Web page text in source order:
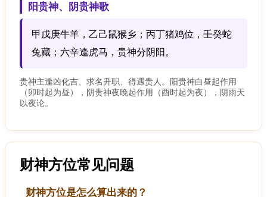
阳贵神、阴贵神歌
甲戊庚牛羊，乙己鼠猴乡；丙丁猪鸡位，壬癸蛇
兔藏；六辛逢虎马，贵神分阴阳。
贵神主逢凶化吉、求名升职、得遇贵人。阳贵神白昼起作用
（卯时起为昼），阴贵神夜晚起作用（酉时起为夜），阴雨天
以夜论。
财神方位常见问题
财神方位是怎么算出来的？